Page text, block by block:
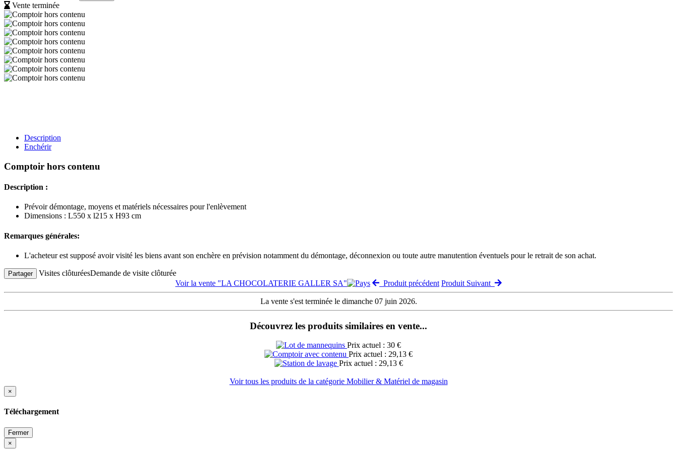
Vente terminée
Description
Enchérir
Comptoir hors contenu
Description :
Prévoir démontage, moyens et matériels nécessaires pour l'enlèvement
Dimensions : L550 x l215 x H93 cm
Remarques générales:
L'acheteur est supposé avoir visité les biens avant son enchère en prévision notamment du démontage, déconnexion ou toute autre manutention éventuels pour le retrait de son achat.
Partager Visites clôturéesDemande de visite clôturée
Voir la vente "LA CHOCOLATERIE GALLER SA"
Produit précédent Produit Suivant
La vente s'est terminée le dimanche 07 juin 2026.
Découvrez les produits similaires en vente...
Prix actuel : 30 €
Prix actuel : 29,13 €
Prix actuel : 29,13 €
Voir tous les produits de la catégorie Mobilier & Matériel de magasin
×
Téléchargement
Fermer
×